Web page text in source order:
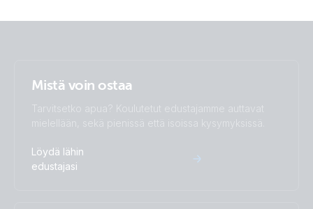
Mistä voin ostaa
Tarvitsetko apua? Koulutetut edustajamme auttavat
mielellään, sekä pienissä että isoissa kysymyksissä.
Löydä lähin
edustajasi